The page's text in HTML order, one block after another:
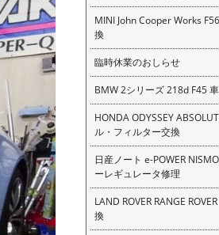
MINI John Cooper Works
換
臨時休業のおしらせ
BMW 2シリーズ 218d F45
HONDA ODYSSEY
ル・フィルター交換
日産ノート e-POWER
ーレギュレータ修理
LAND ROVER RANGE
換